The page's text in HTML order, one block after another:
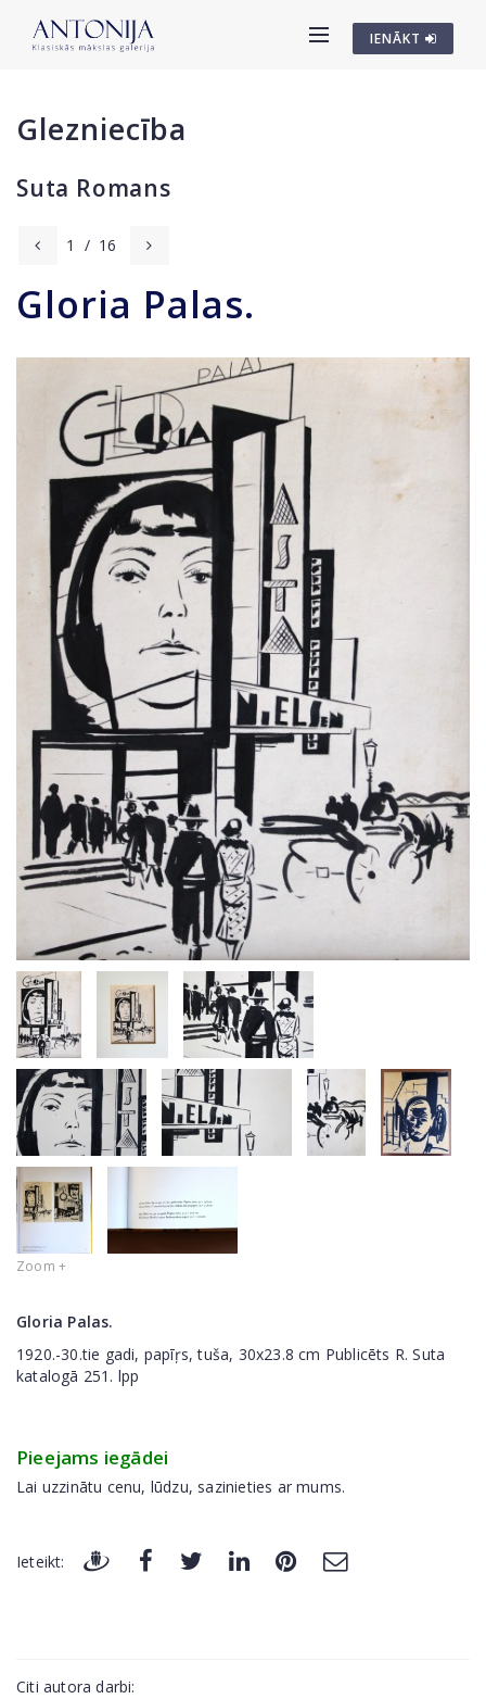
IENĀKT
Glezniecība
Suta Romans
1 / 16
Gloria Palas.
Zoom +
Gloria Palas.
1920.-30.tie gadi, papīŗs, tuša, 30x23.8 cm Publicēts R. Suta
katalogā 251. lpp
Pieejams iegādei
Lai uzzinātu cenu, lūdzu, sazinieties ar mums.
Ieteikt:
Citi autora darbi: